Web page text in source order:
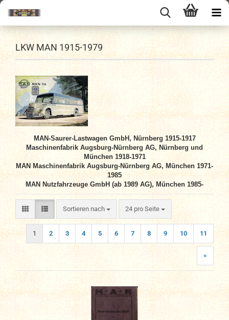
LKW MAN 1915-1979
MAN-Saurer-Lastwagen GmbH, Nürnberg 1915-1917
Maschinenfabrik Augsburg-Nürnberg AG, Nürnberg und
München 1918-1971
MAN Maschinenfabrik Augsburg-Nürnberg AG, München 1971-
1985
MAN Nutzfahrzeuge GmbH (ab 1989 AG), München 1985-
Sortieren nach
Sortieren nach 24 pro Seite
pro Seite
1 2 3 4 5 6 7 8 9 10 11
»